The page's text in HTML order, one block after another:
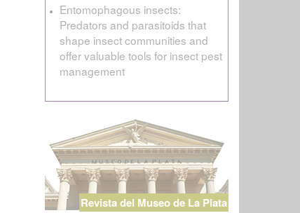
Entomophagous insects:
Predators and parasitoids that
shape insect communities and
offer valuable tools for insect pest
management
Revista del Museo de La Plata